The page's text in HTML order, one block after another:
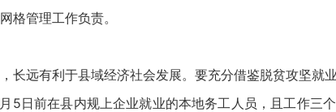
格管理工作负责。
长远有利于县域经济社会发展。要充分借鉴脱贫攻坚就
日前在县内规上企业就业的本地务工人员，且工作三